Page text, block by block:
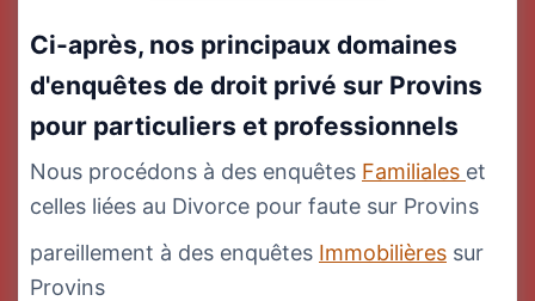
Ci-après, nos principaux domaines
d'enquêtes de droit privé sur Provins
pour particuliers et professionnels
Nous procédons à des enquêtes Familiales et
celles liées au Divorce pour faute sur Provins
pareillement à des enquêtes Immobilières sur
Provins